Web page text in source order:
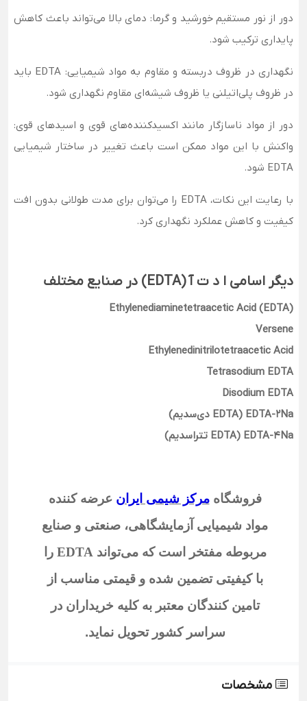
دور از نور مستقیم خورشید و گرما: دمای بالا می‌تواند باعث کاهش
پایداری ترکیب شود.
نگهداری در ظروف دربسته و مقاوم به مواد شیمیایی: EDTA باید
در ظروف پلی‌اتیلنی یا ظروف شیشه‌ای مقاوم نگهداری شود.
دور از مواد ناسازگار مانند اکسیدکننده‌های قوی و اسیدهای قوی:
واکنش با این مواد ممکن است باعث تغییر در ساختار شیمیایی
EDTA شود.
با رعایت این نکات، EDTA را می‌توان برای مدت طولانی بدون افت
کیفیت و کاهش عملکرد نگهداری کرد.
دیگر اسامی ا د ت آ (EDTA) در صنایع مختلف
Ethylenediaminetetraacetic Acid (EDTA)
Versene
Ethylenedinitrilotetraacetic Acid
Tetrasodium EDTA
Disodium EDTA
EDTA-2Na (EDTA دی‌سدیم)
EDTA-4Na (EDTA تتراسدیم)
فروشگاهمرکز شیمی ایران عرضه کننده
مواد شیمیایی آزمایشگاهی، صنعتی و صنایع
مربوطه مفتخر است که می‌تواند EDTA را
با کیفیتی تضمین شده و قیمتی مناسب از
تامین کنندگان معتبر به کلیه خریداران در
سراسر کشور تحویل نماید.
مشخصات